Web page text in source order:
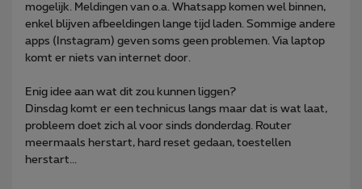
mogelijk. Meldingen van o.a. Whatsapp komen wel binnen,
enkel blijven afbeeldingen lange tijd laden. Sommige andere
apps (Instagram) geven soms geen problemen. Via laptop
komt er niets van internet door.
Enig idee aan wat dit zou kunnen liggen?
Dinsdag komt er een technicus langs maar dat is wat laat,
probleem doet zich al voor sinds donderdag. Router
meermaals herstart, hard reset gedaan, toestellen
herstart...